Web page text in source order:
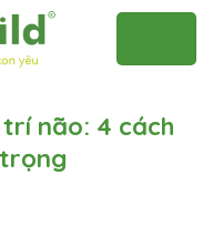
não: 4 cách